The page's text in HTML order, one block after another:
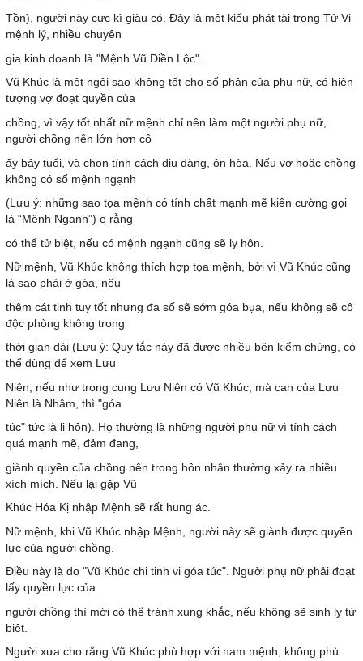
Tồn), người này cực kì giàu có. Đây là một kiểu phát tài trong Tử Vi
mệnh lý, nhiều chuyên
gia kinh doanh là "Mệnh Vũ Điền Lộc".
Vũ Khúc là một ngôi sao không tốt cho số phận của phụ nữ, có hiện
tượng vợ đoạt quyền của
chồng, vì vậy tốt nhất nữ mệnh chỉ nên làm một người phụ nữ,
người chồng nên lớn hơn cô
ấy bảy tuổi, và chọn tính cách dịu dàng, ôn hòa. Nếu vợ hoặc chồng
không có số mệnh ngạnh
(Lưu ý: những sao tọa mệnh có tính chất mạnh mẽ kiên cường gọi
là “Mệnh Ngạnh”) e rằng
có thể tử biệt, nếu có mệnh ngạnh cũng sẽ ly hôn.
Nữ mệnh, Vũ Khúc không thích hợp tọa mệnh, bởi vì Vũ Khúc cũng
là sao phải ở góa, nếu
thêm cát tinh tuy tốt nhưng đa số sẽ sớm góa bụa, nếu không sẽ cô
độc phòng không trong
thời gian dài (Lưu ý: Quy tắc này đã được nhiều bên kiểm chứng, có
thể dùng để xem Lưu
Niên, nếu như trong cung Lưu Niên có Vũ Khúc, mà can của Lưu
Niên là Nhâm, thì "góa
túc" tức là li hôn). Họ thường là những người phụ nữ vì tính cách
quá mạnh mẽ, đảm đang,
giành quyền của chồng nên trong hôn nhân thường xảy ra nhiều
xích mích. Nếu lại gặp Vũ
Khúc Hóa Kị nhập Mệnh sẽ rất hung ác.
Nữ mệnh, khi Vũ Khúc nhập Mệnh, người này sẽ giành được quyền
lực của người chồng.
Điều này là do "Vũ Khúc chi tinh vi góa túc". Người phụ nữ phải đoạt
lấy quyền lực của
người chồng thì mới có thể tránh xung khắc, nếu không sẽ sinh ly tử
biệt.
Người xưa cho rằng Vũ Khúc phù hợp với nam mệnh, không phù